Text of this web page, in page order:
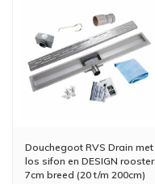
Douchegoot RVS Drain met
los sifon en DESIGN rooster
7cm breed (20 t/m 200cm)